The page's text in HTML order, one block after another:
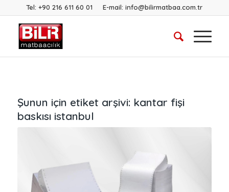
Tel:+90 216 611 60 01 E-mail:info@bilirmatbaa.com.tr
Şunun için etiket arşivi: kantar fişi
baskısı istanbul